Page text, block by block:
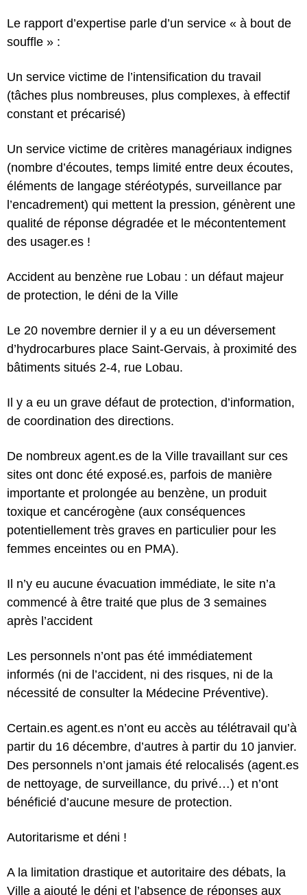
Le rapport d’expertise parle d’un service « à bout de
souffle » :
Un service victime de l’intensification du travail
(tâches plus nombreuses, plus complexes, à effectif
constant et précarisé)
Un service victime de critères managériaux indignes
(nombre d’écoutes, temps limité entre deux écoutes,
éléments de langage stéréotypés, surveillance par
l’encadrement) qui mettent la pression, génèrent une
qualité de réponse dégradée et le mécontentement
des usager.es !
Accident au benzène rue Lobau : un défaut majeur
de protection, le déni de la Ville
Le 20 novembre dernier il y a eu un déversement
d’hydrocarbures place Saint-Gervais, à proximité des
bâtiments situés 2-4, rue Lobau.
Il y a eu un grave défaut de protection, d’information,
de coordination des directions.
De nombreux agent.es de la Ville travaillant sur ces
sites ont donc été exposé.es, parfois de manière
importante et prolongée au benzène, un produit
toxique et cancérogène (aux conséquences
potentiellement très graves en particulier pour les
femmes enceintes ou en PMA).
Il n’y eu aucune évacuation immédiate, le site n’a
commencé à être traité que plus de 3 semaines
après l’accident
Les personnels n’ont pas été immédiatement
informés (ni de l’accident, ni des risques, ni de la
nécessité de consulter la Médecine Préventive).
Certain.es agent.es n’ont eu accès au télétravail qu’à
partir du 16 décembre, d’autres à partir du 10 janvier.
Des personnels n’ont jamais été relocalisés (agent.es
de nettoyage, de surveillance, du privé…) et n’ont
bénéficié d’aucune mesure de protection.
Autoritarisme et déni !
A la limitation drastique et autoritaire des débats, la
Ville a ajouté le déni et l’absence de réponses aux